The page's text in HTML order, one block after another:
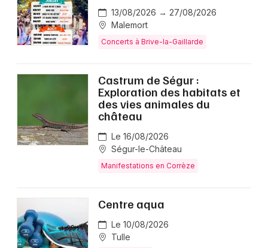
13/08/2026 → 27/08/2026
Malemort
Concerts à Brive-la-Gaillarde
Castrum de Ségur :
Exploration des habitats et
des vies animales du
château
Le 16/08/2026
Ségur-le-Château
Manifestations en Corrèze
Centre aqua
Le 10/08/2026
Tulle